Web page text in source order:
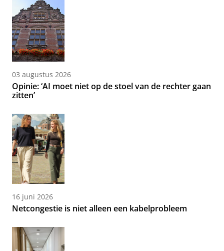
03 augustus 2026
Opinie: ‘AI moet niet op de stoel van de rechter gaan
zitten’
16 juni 2026
Netcongestie is niet alleen een kabelprobleem